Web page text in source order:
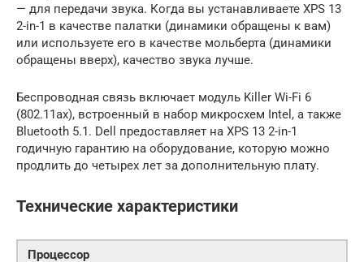
— для передачи звука. Когда вы устанавливаете XPS 13
2-in-1 в качестве палатки (динамики обращены к вам)
или используете его в качестве мольберта (динамики
обращены вверх), качество звука лучше.
Беспроводная связь включает модуль Killer Wi-Fi 6
(802.11ax), встроенный в набор микросхем Intel, а также
Bluetooth 5.1. Dell предоставляет на XPS 13 2-in-1
годичную гарантию на оборудование, которую можно
продлить до четырех лет за дополнительную плату.
Технические характеристики
Процессор